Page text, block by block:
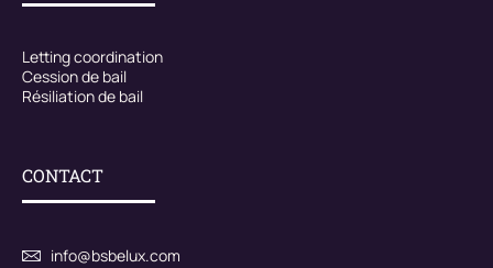
Letting coordination
Cession de bail
Résiliation de bail
CONTACT
info@bsbelux.com